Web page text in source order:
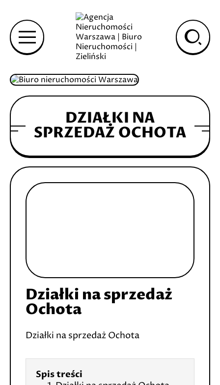
DZIAŁKI NA
SPRZEDAŻ OCHOTA
Działki na sprzedaż
Ochota
Działki na sprzedaż Ochota
Spis treści